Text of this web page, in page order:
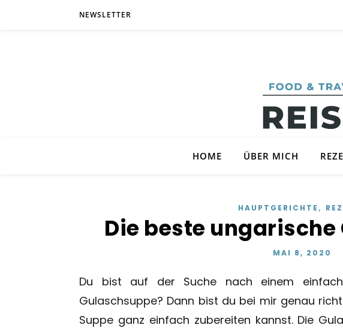
NEWSLETTER
HOME ÜBER MICH
HAUPTGERICHTE ,
Die beste
MAI 8, 2020
Du bist auf der Suche nach einem
Gulaschsuppe? Dann bist du bei mir genau
Suppe ganz einfach zubereiten kannst. Die